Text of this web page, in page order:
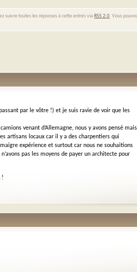
suivre toutes les réponses à cette entrés via RSS 2.0. Vous
par le vôtre !) et je suis ravie de voir que les
venant d’Allemagne, nous y avons pensé mais
artisans locaux car il y a des charpentiers qui
expérience et surtout car nous ne souhaitions
pas les moyens de payer un architecte pour
!